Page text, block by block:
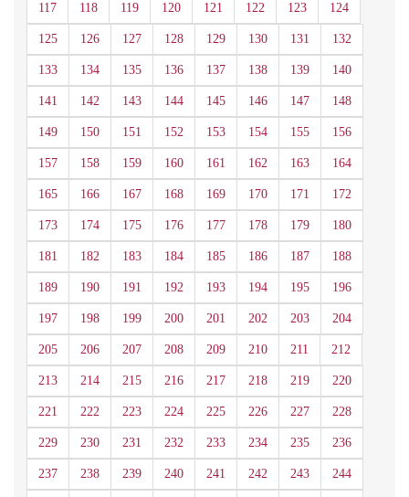
117 118 119 120 121 122 123 124
125 126 127 128 129 130 131 132
133 134 135 136 137 138 139 140
141 142 143 144 145 146 147 148
149 150 151 152 153 154 155 156
157 158 159 160 161 162 163 164
165 166 167 168 169 170 171 172
173 174 175 176 177 178 179 180
181 182 183 184 185 186 187 188
189 190 191 192 193 194 195 196
197 198 199 200 201 202 203 204
205 206 207 208 209 210 211 212
213 214 215 216 217 218 219 220
221 222 223 224 225 226 227 228
229 230 231 232 233 234 235 236
237 238 239 240 241 242 243 244